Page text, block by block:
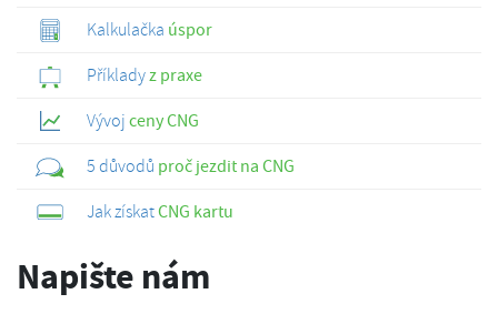
Kalkulačka úspor
Příkladyz praxe
Vývoj ceny CNG
5 důvodů proč jezdit na CNG
Jak získatCNG kartu
Napište nám